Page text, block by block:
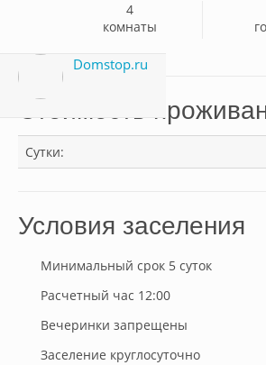
4
комнаты
Domstop.ru
Стоимость
Сутки:
Условия заселения
Минимальный срок 5 суток
Расчетный час 12:00
Вечеринки запрещены
Заселение круглосуточно